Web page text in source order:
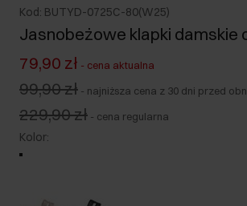
Kod: BUTYD-0725C-80(W25)
Jasnobeżowe klapki damskie
79,90 zł - cena aktualna
99,90 zł - najniższa cena z 30 dni przed
229,90 zł - cena regularna
Kolor: